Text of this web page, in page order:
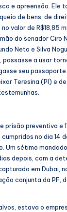
e apreensão. Ele
de bens, de
valor de R$18,85
do senador Ciro
Neto e Silva
a usar
seu passaporte
Teresina (PI) e
prisão preventiva e
no dia 14
Um sétimo
depois, com a
em Dubai,
conjunta da PF,
estava o